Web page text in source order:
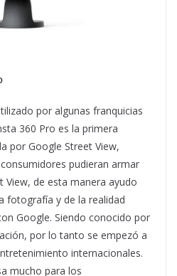
por algunas franquicias
360 Pro es la primera
por Google Street View,
pudieran armar
View, de esta manera ayudo
fotografía y de la realidad
Google. Siendo conocido por
por lo tanto se empezó a
internacionales.
mucho para los